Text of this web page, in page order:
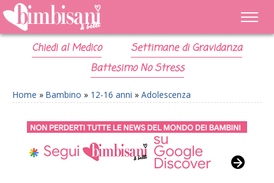
Chiedi al Medico
Settimane di Gravidanza
Battesimo No Stress
Home » Bambino » 12-16 anni » Adolescenza